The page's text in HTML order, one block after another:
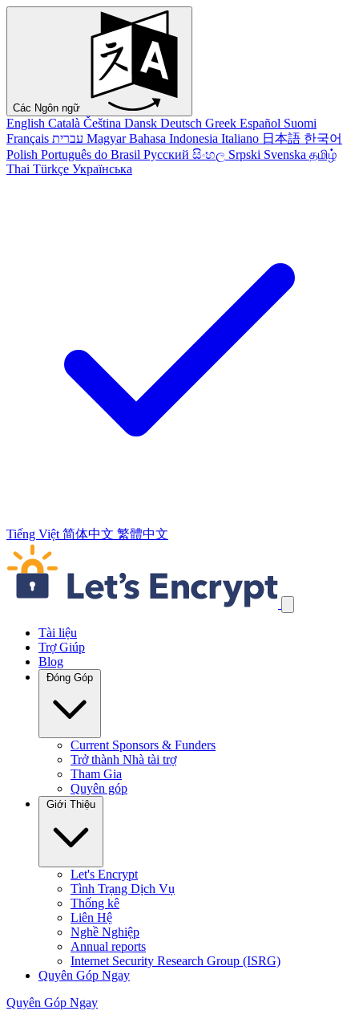
Các Ngôn ngữ
English Català Čeština Dansk Deutsch Greek Español Suomi
Français עברית Magyar Bahasa Indonesia Italiano 日本語 한국어
Polish Português do Brasil Русский සිංහල Srpski Svenska தமிழ்
Thai Türkçe Українська
Tiếng Việt 简体中文 繁體中文
Bỏ qua các liên kết điều hướng
Tài liệu
Trợ Giúp
Blog
Đóng Góp
Current Sponsors & Funders
Trở thành Nhà tài trợ
Tham Gia
Quyên góp
Giới Thiệu
Let's Encrypt
Tình Trạng Dịch Vụ
Thống kê
Liên Hệ
Nghề Nghiệp
Annual reports
Internet Security Research Group (ISRG)
Quyên Góp Ngay
Quyên Góp Ngay